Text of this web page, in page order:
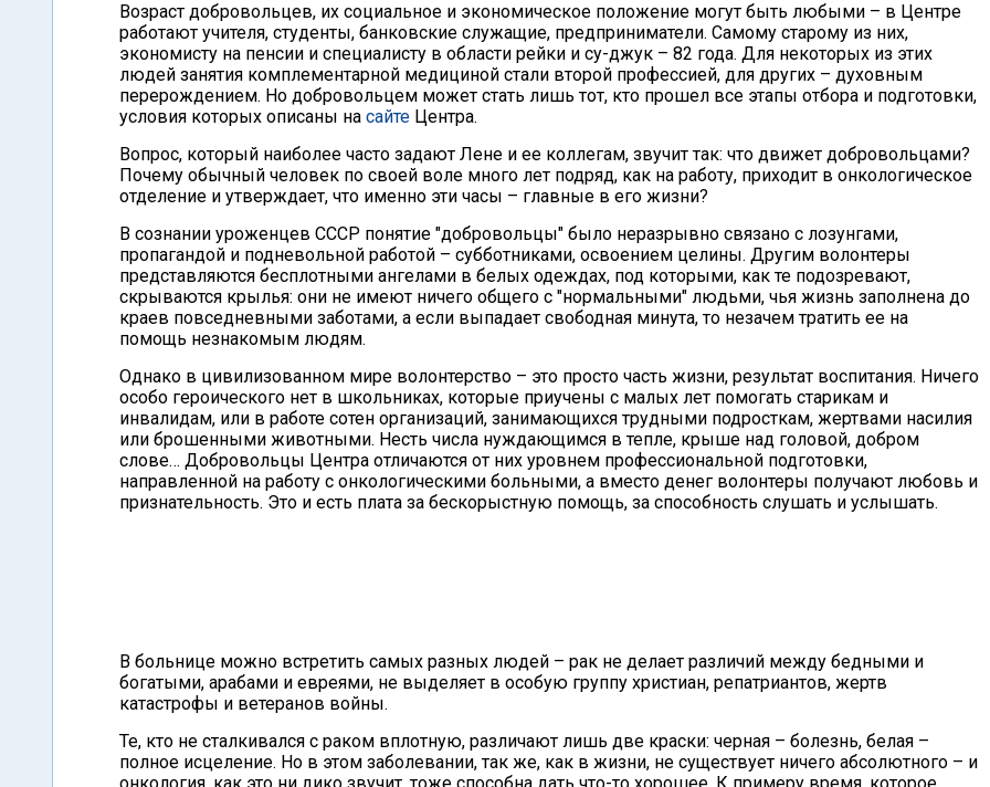
Возраст добровольцев, их социальное и экономическое положение могут быть любыми – в Центре
работают учителя, студенты, банковские служащие, предприниматели. Самому старому из них,
экономисту на пенсии и специалисту в области рейки и су-джук – 82 года. Для некоторых из этих
людей занятия комплементарной медициной стали второй профессией, для других – духовным
перерождением. Но добровольцем может стать лишь тот, кто прошел все этапы отбора и подготовки,
условия которых описаны на сайте Центра.
Вопрос, который наиболее часто задают Лене и ее коллегам, звучит так: что движет добровольцами?
Почему обычный человек по своей воле много лет подряд, как на работу, приходит в онкологическое
отделение и утверждает, что именно эти часы – главные в его жизни?
В сознании уроженцев СССР понятие "добровольцы" было неразрывно связано с лозунгами,
пропагандой и подневольной работой – субботниками, освоением целины. Другим волонтеры
представляются бесплотными ангелами в белых одеждах, под которыми, как те подозревают,
скрываются крылья: они не имеют ничего общего с "нормальными" людьми, чья жизнь заполнена до
краев повседневными заботами, а если выпадает свободная минута, то незачем тратить ее на
помощь незнакомым людям.
Однако в цивилизованном мире волонтерство – это просто часть жизни, результат воспитания. Ничего
особо героического нет в школьниках, которые приучены с малых лет помогать старикам и
инвалидам, или в работе сотен организаций, занимающихся трудными подросткам, жертвами насилия
или брошенными животными. Несть числа нуждающимся в тепле, крыше над головой, добром
слове… Добровольцы Центра отличаются от них уровнем профессиональной подготовки,
направленной на работу с онкологическими больными, а вместо денег волонтеры получают любовь и
признательность. Это и есть плата за бескорыстную помощь, за способность слушать и услышать.
В больнице можно встретить самых разных людей – рак не делает различий между бедными и
богатыми, арабами и евреями, не выделяет в особую группу христиан, репатриантов, жертв
катастрофы и ветеранов войны.
Те, кто не сталкивался с раком вплотную, различают лишь две краски: черная – болезнь, белая –
полное исцеление. Но в этом заболевании, так же, как в жизни, не существует ничего абсолютного – и